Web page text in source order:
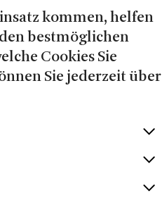
OZ
kommen, helfen
bestmöglichen
Cookies Sie
Sie jederzeit über